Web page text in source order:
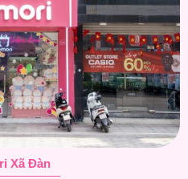
Xã Đàn